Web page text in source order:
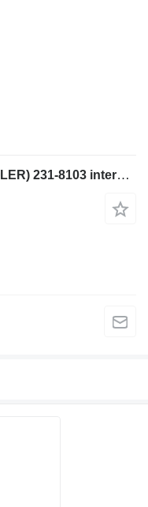
POSTENFRIADOR (AFTER COOLER) 231-8103 intercooler para Caterpillar D9T bulldozer